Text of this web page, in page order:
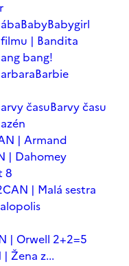
BabyBabygirl
| Bandita
bang!
Barbie
časuBarvy času
| Armand
| Dahomey
8
| Malá sestra
| Orwell 2+2=5
| Žena z...